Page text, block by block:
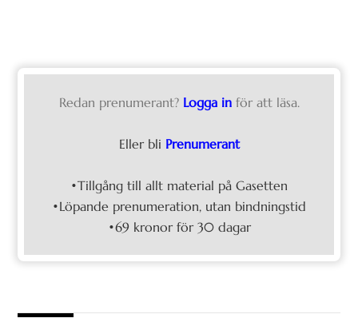
Redan prenumerant? Logga in för att läsa.
Eller bli Prenumerant
•Tillgång till allt material på Gasetten
•Löpande prenumeration, utan bindningstid
•69 kronor för 30 dagar